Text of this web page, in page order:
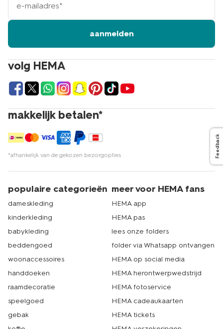
volg HEMA
makkelijk betalen*
*afhankelijk van de gekozen bezorgopties
mailadres
aanmelden
populaire categorieën
dameskleding
kinderkleding
babykleding
beddengoed
woonaccessoires
handdoeken
raamdecoratie
speelgoed
gebak
meer voor HEMA fans
HEMA app
HEMA pas
lees onze folders
folder via Whatsapp ontvangen
HEMA op social media
HEMA herontwerpwedstrijd
HEMA fotoservice
HEMA cadeaukaarten
HEMA tickets
Feedback